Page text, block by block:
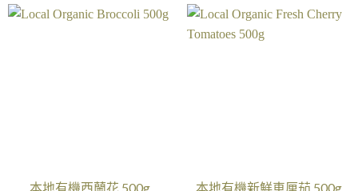
本地有機西蘭花 500g
本地有機新鮮車厘茄 500g